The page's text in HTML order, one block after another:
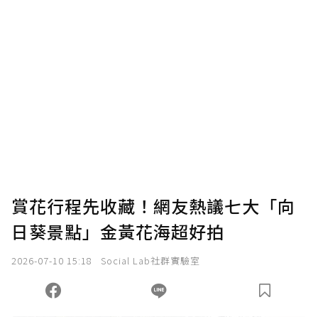
賞花行程先收藏！網友熱議七大「向
日葵景點」金黃花海超好拍
2026-07-10 15:18 Social Lab社群實驗室